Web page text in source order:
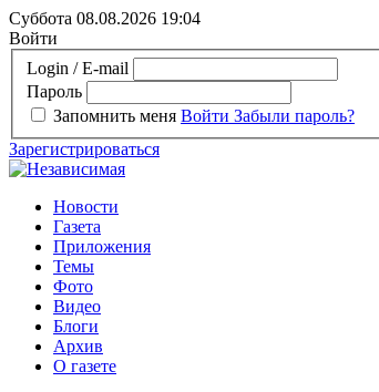
Суббота 08.08.2026 19:04
Войти
Login / E-mail
Пароль
Запомнить меня Войти Забыли пароль?
Зарегистрироваться
Новости
Газета
Приложения
Темы
Фото
Видео
Блоги
Архив
О газете